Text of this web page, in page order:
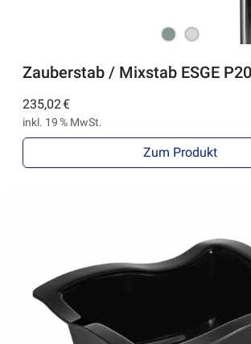
Zauberstab / Mixstab ESGE
235,02 €
inkl. 19 % MwSt.
Zum Produkt